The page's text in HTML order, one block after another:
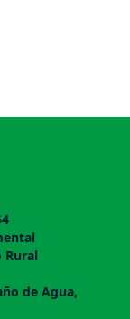
Rural
de Agua,